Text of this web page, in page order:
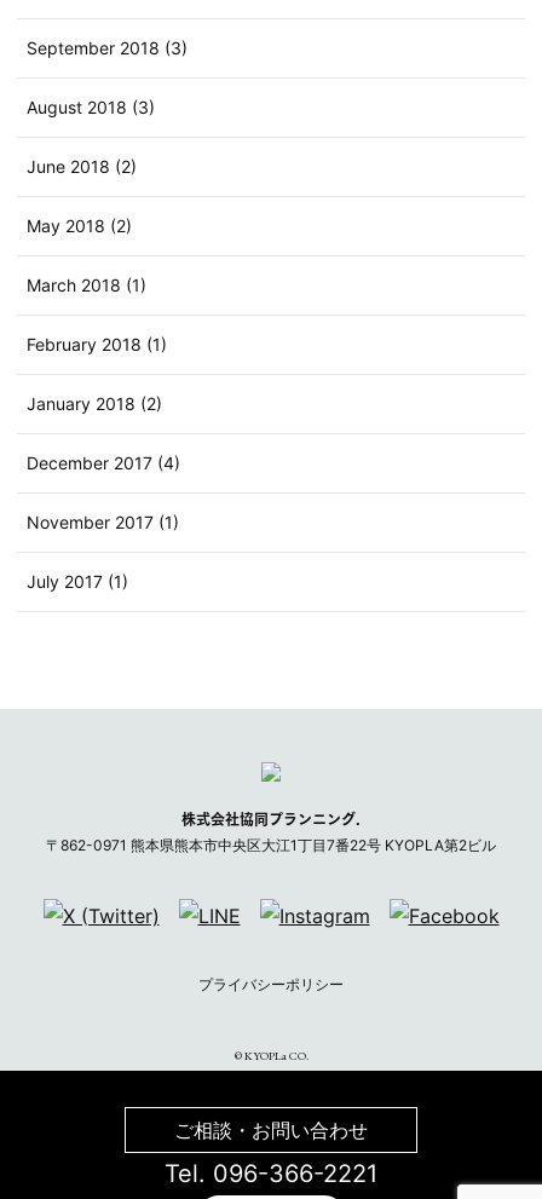
September 2018 (3)
August 2018 (3)
June 2018 (2)
May 2018 (2)
March 2018 (1)
February 2018 (1)
January 2018 (2)
December 2017 (4)
November 2017 (1)
July 2017 (1)
株式会社協同プランニング.
〒 862-0971 熊本県熊本市中央区大江1丁目7番22号 KYOPLA第2ビル
プライバシーポリシー
©︎ KYOPLa CO.
ご相談・お問い合わせ
Tel. 096-366-2221